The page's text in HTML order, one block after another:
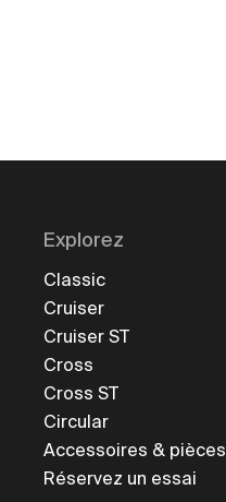
Explorez
Classic
Cruiser
Cruiser ST
Cross
Cross ST
Circular
Accessoires & pièces
Réservez un essai